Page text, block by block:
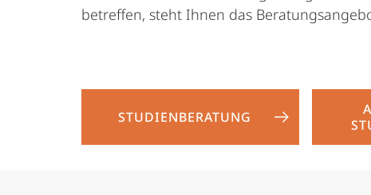
betreffen, steht Ihnen das
STUDIENBERATUNG